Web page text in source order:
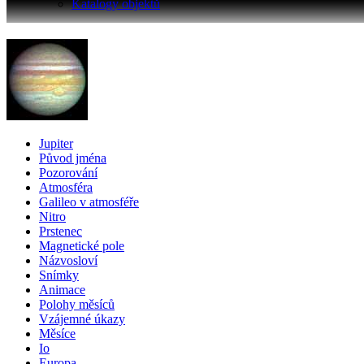
Katalogy objektů
Jupiter
Původ jména
Pozorování
Atmosféra
Galileo v atmosféře
Nitro
Prstenec
Magnetické pole
Názvosloví
Snímky
Animace
Polohy měsíců
Vzájemné úkazy
Měsíce
Io